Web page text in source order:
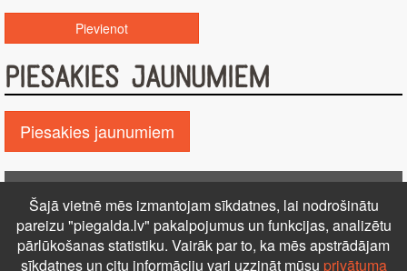
PIESAKIES JAUNUMIEM
Piesakies jaunumiem
Kontakti Reklāma Par mums
Autortiesības
PRIVĀTUMA POLITIKA
NOTEIKUMI – DISTANCES
LĪGUMS
Uz augšu ↑
Šajā vietnē mēs izmantojam sīkdatnes, lai nodrošinātu
pareizu "piegalda.lv" pakalpojumus un funkcijas, analizētu
pārlūkošanas statistiku. Vairāk par to, ka mēs apstrādājam
sīkdatnes un citu informāciju vari uzzināt mūsu privātuma